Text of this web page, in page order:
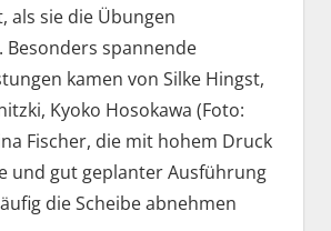
als sie die Übungen
spannende
kamen von Silke Hingst,
Kyoko Hosokawa (Foto:
Fischer, die mit hohem Druck
und gut geplanter Ausführung
die Scheibe abnehmen